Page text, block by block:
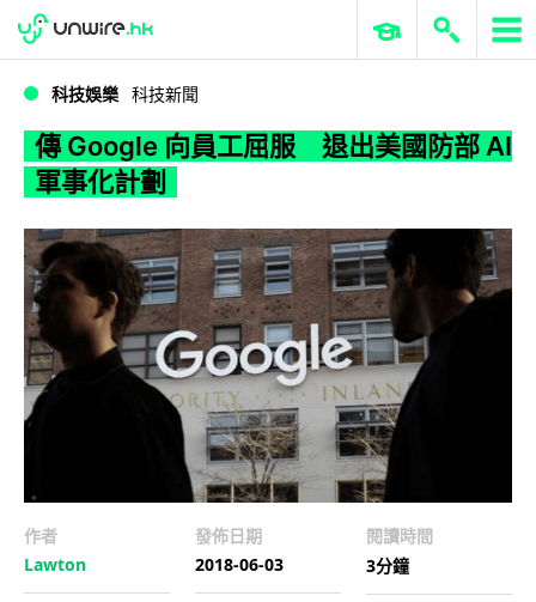
WWDC 2026 ERP 與商業 AI
科技娛樂 科技新聞
傳 Google 向員工屈服 退出美國防部 AI
軍事化計劃
作者
Lawton
發佈日期
2018-06-03
閱讀時間
3分鐘